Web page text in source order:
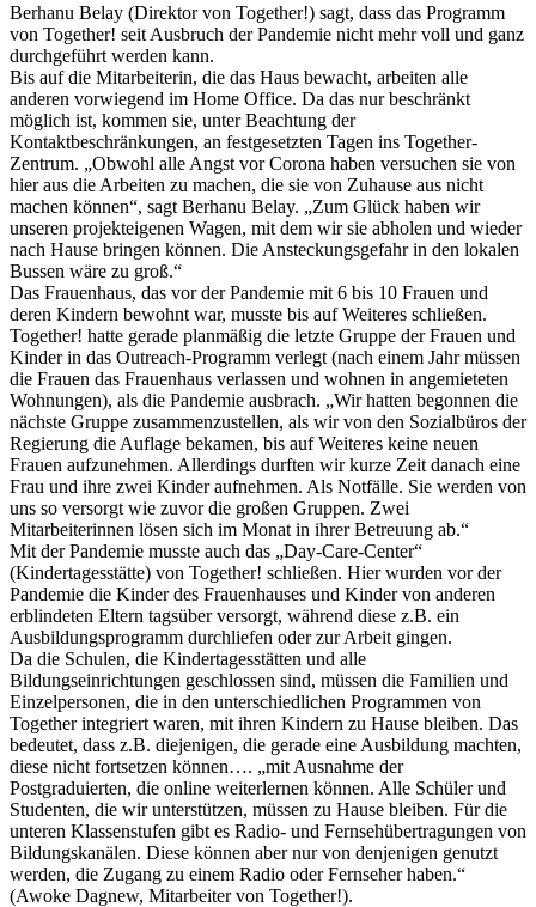
Berhanu Belay (Direktor von Together!) sagt, dass das Programm
von Together! seit Ausbruch der Pandemie nicht mehr voll und ganz
durchgeführt werden kann.
Bis auf die Mitarbeiterin, die das Haus bewacht, arbeiten alle
anderen vorwiegend im Home Office. Da das nur beschränkt
möglich ist, kommen sie, unter Beachtung der
Kontaktbeschränkungen, an festgesetzten Tagen ins Together-
Zentrum. „Obwohl alle Angst vor Corona haben versuchen sie von
hier aus die Arbeiten zu machen, die sie von Zuhause aus nicht
machen können“, sagt Berhanu Belay. „Zum Glück haben wir
unseren projekteigenen Wagen, mit dem wir sie abholen und wieder
nach Hause bringen können. Die Ansteckungsgefahr in den lokalen
Bussen wäre zu groß.“
Das Frauenhaus, das vor der Pandemie mit 6 bis 10 Frauen und
deren Kindern bewohnt war, musste bis auf Weiteres schließen.
Together! hatte gerade planmäßig die letzte Gruppe der Frauen und
Kinder in das Outreach-Programm verlegt (nach einem Jahr müssen
die Frauen das Frauenhaus verlassen und wohnen in angemieteten
Wohnungen), als die Pandemie ausbrach. „Wir hatten begonnen die
nächste Gruppe zusammenzustellen, als wir von den Sozialbüros der
Regierung die Auflage bekamen, bis auf Weiteres keine neuen
Frauen aufzunehmen. Allerdings durften wir kurze Zeit danach eine
Frau und ihre zwei Kinder aufnehmen. Als Notfälle. Sie werden von
uns so versorgt wie zuvor die großen Gruppen. Zwei
Mitarbeiterinnen lösen sich im Monat in ihrer Betreuung ab.“
Mit der Pandemie musste auch das „Day-Care-Center“
(Kindertagesstätte) von Together! schließen. Hier wurden vor der
Pandemie die Kinder des Frauenhauses und Kinder von anderen
erblindeten Eltern tagsüber versorgt, während diese z.B. ein
Ausbildungsprogramm durchliefen oder zur Arbeit gingen.
Da die Schulen, die Kindertagesstätten und alle
Bildungseinrichtungen geschlossen sind, müssen die Familien und
Einzelpersonen, die in den unterschiedlichen Programmen von
Together integriert waren, mit ihren Kindern zu Hause bleiben. Das
bedeutet, dass z.B. diejenigen, die gerade eine Ausbildung machten,
diese nicht fortsetzen können…. „mit Ausnahme der
Postgraduierten, die online weiterlernen können. Alle Schüler und
Studenten, die wir unterstützen, müssen zu Hause bleiben. Für die
unteren Klassenstufen gibt es Radio- und Fernsehübertragungen von
Bildungskanälen. Diese können aber nur von denjenigen genutzt
werden, die Zugang zu einem Radio oder Fernseher haben.“
(Awoke Dagnew, Mitarbeiter von Together!).